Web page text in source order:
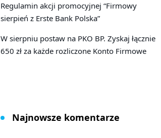
Regulamin akcji promocyjnej “Firmowy
sierpień z Erste Bank Polska”
W sierpniu postaw na PKO BP. Zyskaj łącznie
650 zł za każde rozliczone Konto Firmowe
Najnowsze komentarze